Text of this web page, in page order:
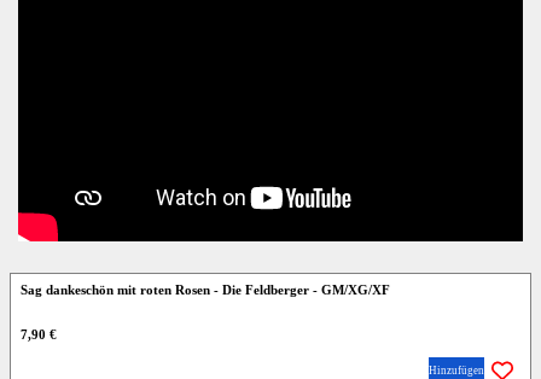
Sag dankeschön mit roten Rosen - Die Feldberger - GM/XG/XF
7,90 €
Hinzufügen